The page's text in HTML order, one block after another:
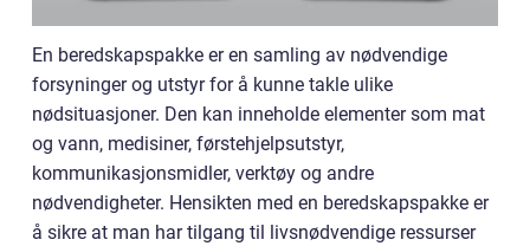
En beredskapspakke er en samling av nødvendige
forsyninger og utstyr for å kunne takle ulike
nødsituasjoner. Den kan inneholde elementer som mat
og vann, medisiner, førstehjelpsutstyr,
kommunikasjonsmidler, verktøy og andre
nødvendigheter. Hensikten med en beredskapspakke er
å sikre at man har tilgang til livsnødvendige ressurser